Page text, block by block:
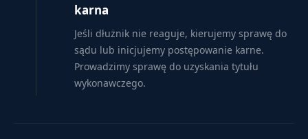
karna
Jeśli dłużnik nie reaguje, kierujemy sprawę do
sądu lub inicjujemy postępowanie karne.
Prowadzimy sprawę do uzyskania tytułu
wykonawczego.